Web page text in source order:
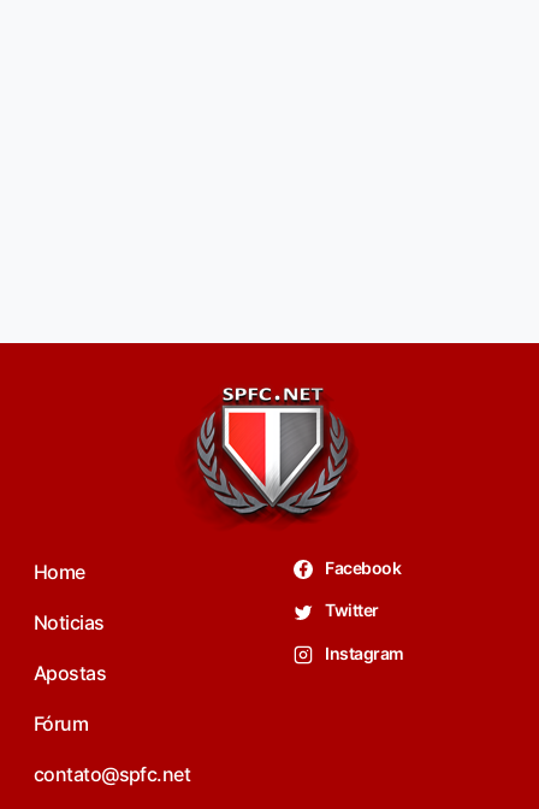
Home
Noticias
Apostas
Fórum
contato@spfc.net
Facebook
Twitter
Instagram